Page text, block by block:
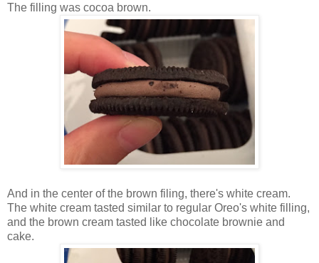
The filling was cocoa brown.
And in the center of the brown filing, there's white cream.
The white cream tasted similar to regular Oreo's white filling,
and the brown cream tasted like chocolate brownie and
cake.